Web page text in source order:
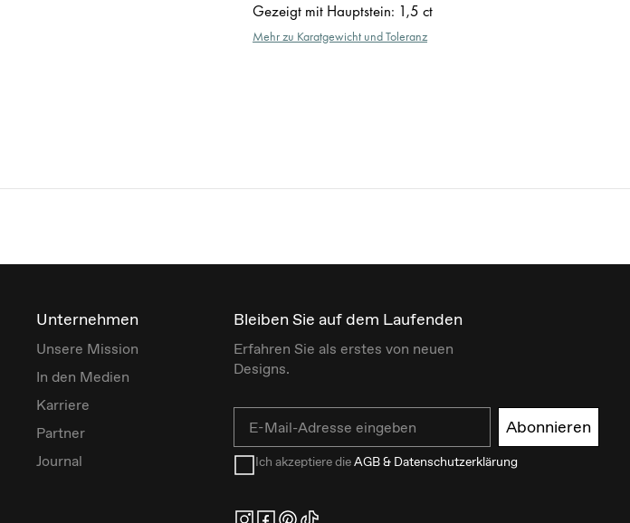
Gezeigt mit Hauptstein: 1,5 ct
Mehr zu Karatgewicht und Toleranz
Unternehmen
Unsere Mission
In den Medien
Karriere
Partner
Journal
Bleiben Sie auf dem Laufenden
Erfahren Sie als erstes von neuen
Designs.
Abonnieren
Ich akzeptiere dieAGB & Datenschutzerklärung